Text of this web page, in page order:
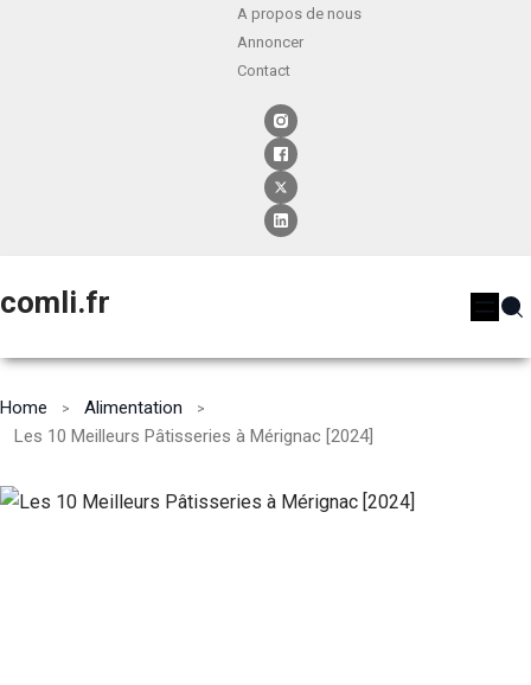
A propos de nous
Annoncer
Contact
comli.fr
Home
Alimentation
Les 10 Meilleurs Pâtisseries à Mérignac [2024]